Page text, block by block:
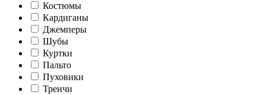
Костюмы
Кардиганы
Джемперы
Шубы
Куртки
Пальто
Пуховики
Тренчи